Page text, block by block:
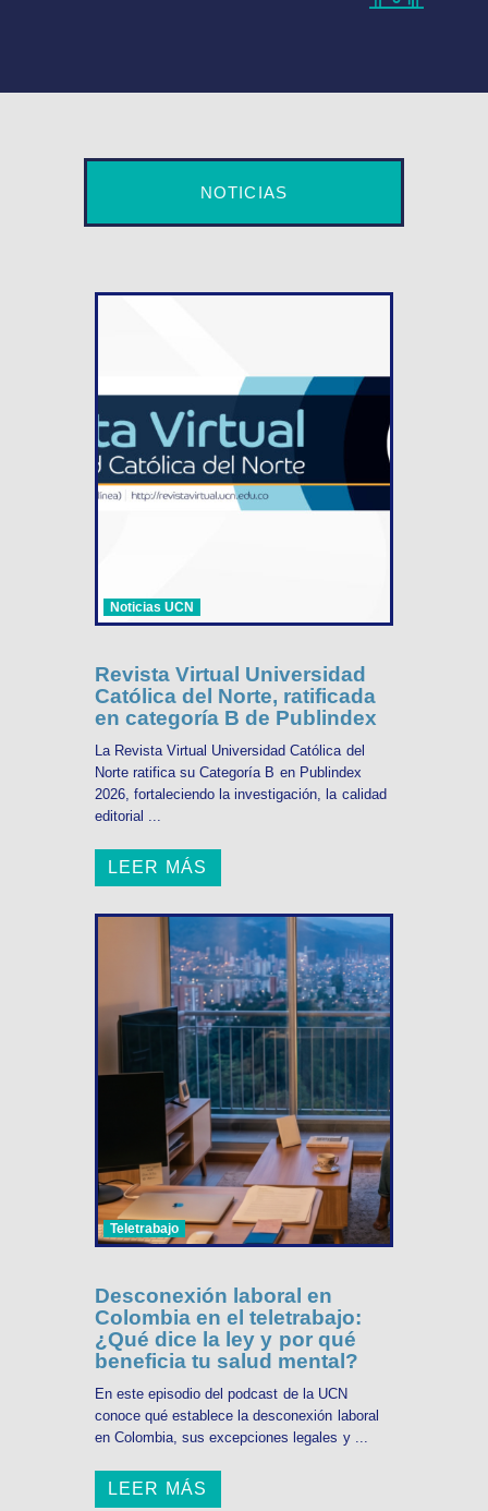
NOTICIAS
Noticias UCN
Revista Virtual Universidad
Católica del Norte, ratificada
en categoría B de Publindex
La Revista Virtual Universidad Católica del
Norte ratifica su Categoría B en Publindex
2026, fortaleciendo la investigación, la calidad
editorial ...
LEER MÁS
Teletrabajo
Desconexión laboral en
Colombia en el teletrabajo:
¿Qué dice la ley y por qué
beneficia tu salud mental?
En este episodio del podcast de la UCN
conoce qué establece la desconexión laboral
en Colombia, sus excepciones legales y ...
LEER MÁS